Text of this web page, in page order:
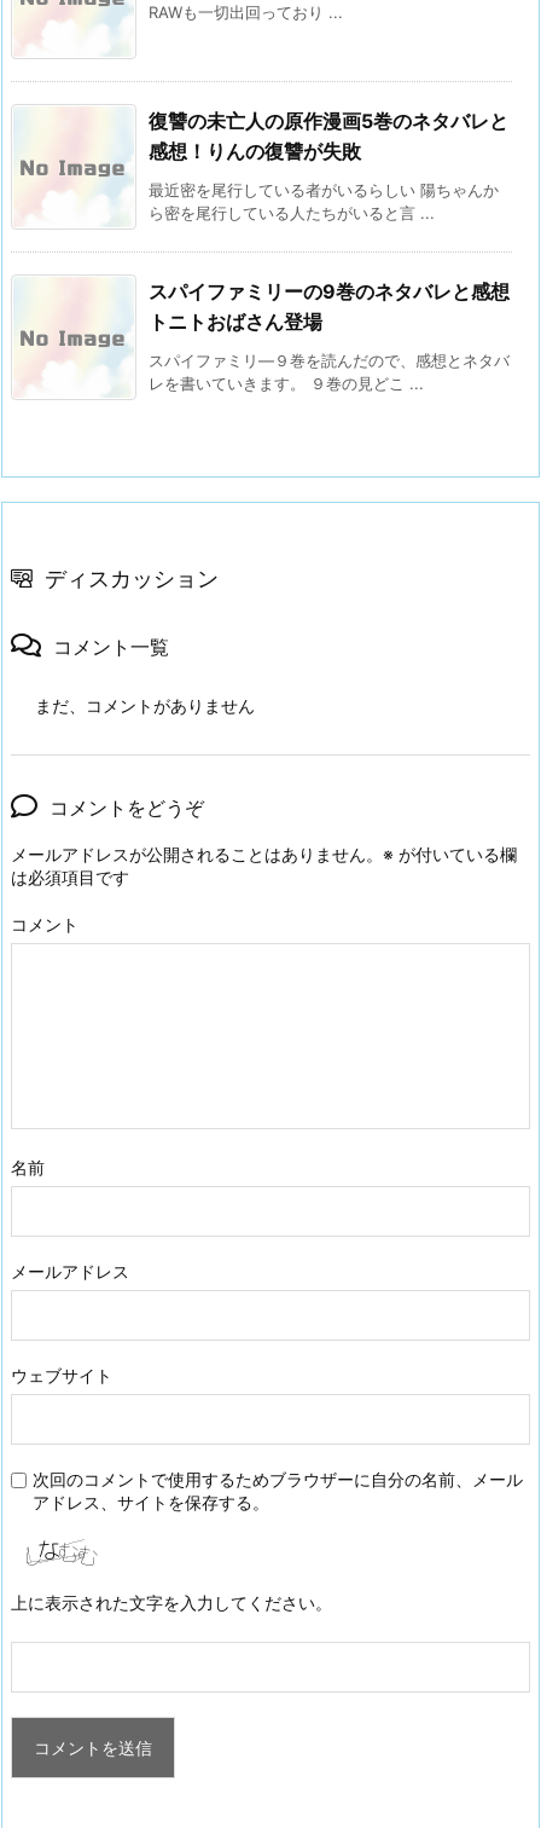
RAWも一切出回っており ...
復讐の未亡人の原作漫画5巻のネタバレと
感想！りんの復讐が失敗
最近密を尾行している者がいるらしい 陽ちゃんか
ら密を尾行している人たちがいると言 ...
スパイファミリーの9巻のネタバレと感想
トニトおばさん登場
スパイファミリ―９巻を読んだので、感想とネタバ
レを書いていきます。 ９巻の見どこ ...
ディスカッション
コメント一覧
まだ、コメントがありません
コメントをどうぞ
メールアドレスが公開されることはありません。 ※ が付いている欄
は必須項目です
コメント
名前
メールアドレス
ウェブサイト
次回のコメントで使用するためブラウザーに自分の名前、メール
アドレス、サイトを保存する。
上に表示された文字を入力してください。